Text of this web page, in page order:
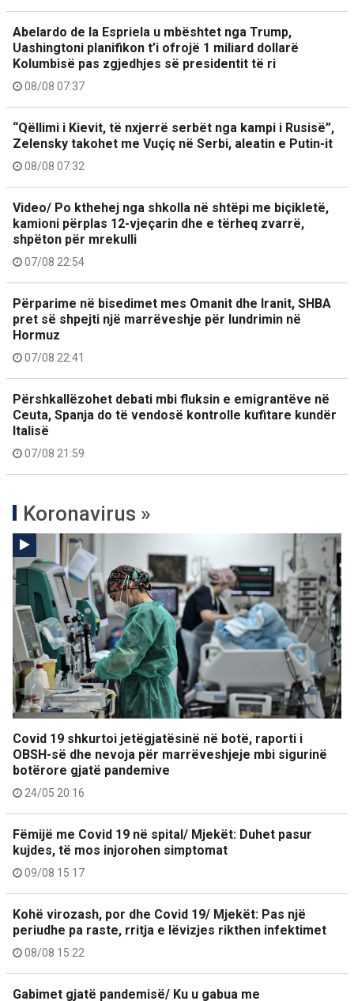
Abelardo de la Espriela u mbështet nga Trump,
Uashingtoni planifikon t’i ofrojë 1 miliard dollarë
Kolumbisë pas zgjedhjes së presidentit të ri
08/08 07:37
“Qëllimi i Kievit, të nxjerrë serbët nga kampi i Rusisë”,
Zelensky takohet me Vuçiç në Serbi, aleatin e Putin-it
08/08 07:32
Video/ Po kthehej nga shkolla në shtëpi me biçikletë,
kamioni përplas 12-vjeçarin dhe e tërheq zvarrë,
shpëton për mrekulli
07/08 22:54
Përparime në bisedimet mes Omanit dhe Iranit, SHBA
pret së shpejti një marrëveshje për lundrimin në
Hormuz
07/08 22:41
Përshkallëzohet debati mbi fluksin e emigrantëve në
Ceuta, Spanja do të vendosë kontrolle kufitare kundër
Italisë
07/08 21:59
Koronavirus »
Covid 19 shkurtoi jetëgjatësinë në botë, raporti i
OBSH-së dhe nevoja për marrëveshjeje mbi sigurinë
botërore gjatë pandemive
24/05 20:16
Fëmijë me Covid 19 në spital/ Mjekët: Duhet pasur
kujdes, të mos injorohen simptomat
09/08 15:17
Kohë virozash, por dhe Covid 19/ Mjekët: Pas një
periudhe pa raste, rritja e lëvizjes rikthen infektimet
08/08 15:22
Gabimet gjatë pandemisë/ Ku u gabua me